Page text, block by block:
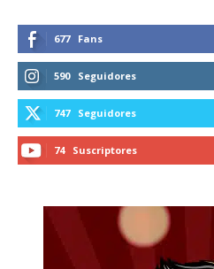
677 Fans
590 Seguidores
747 Seguidores
74 Suscriptores